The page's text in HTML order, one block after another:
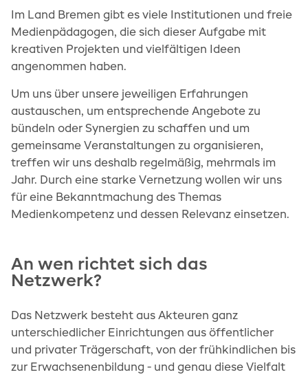
Im Land Bremen gibt es viele Institutionen und freie
Medienpädagogen, die sich dieser Aufgabe mit
kreativen Projekten und vielfältigen Ideen
angenommen haben.
Um uns über unsere jeweiligen Erfahrungen
austauschen, um entsprechende Angebote zu
bündeln oder Synergien zu schaffen und um
gemeinsame Veranstaltungen zu organisieren,
treffen wir uns deshalb regelmäßig, mehrmals im
Jahr. Durch eine starke Vernetzung wollen wir uns
für eine Bekanntmachung des Themas
Medienkompetenz und dessen Relevanz einsetzen.
An wen richtet sich das
Netzwerk?
Das Netzwerk besteht aus Akteuren ganz
unterschiedlicher Einrichtungen aus öffentlicher
und privater Trägerschaft, von der frühkindlichen bis
zur Erwachsenenbildung - und genau diese Vielfalt
Cookie Consent
Name:
Zweck:
Dieses Cookie speichert die gewählten
Einwilligungsoptionen des Nutzers
Cookie Laufzeit:
1 Jahr